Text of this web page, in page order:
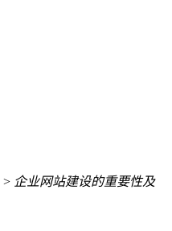
> 企业网站建设的重要性及